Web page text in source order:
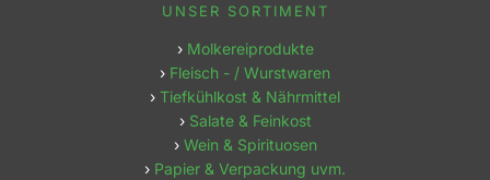
UNSER SORTIMENT
› Molkereiprodukte
› Fleisch - / Wurstwaren
› Tiefkühlkost & Nährmittel
› Salate & Feinkost
› Wein & Spirituosen
› Papier & Verpackung uvm.